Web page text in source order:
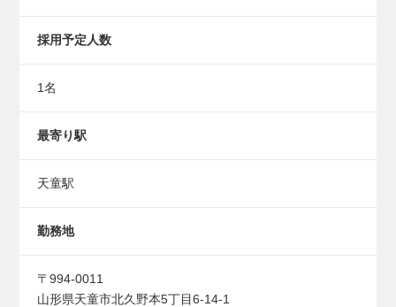
採用予定人数
1名
最寄り駅
天童駅
勤務地
〒994-0011
山形県天童市北久野本5丁目6-14-1